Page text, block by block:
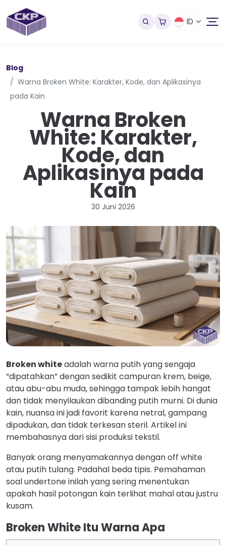
ID
Blog
Warna Broken White: Karakter, Kode, dan Aplikasinya
pada Kain
Warna Broken
White: Karakter,
Kode, dan
Aplikasinya pada
Kain
30 Juni 2026
Broken whiteadalah warna putih yang sengaja
“dipatahkan” dengan sedikit campuran krem, beige,
atau abu-abu muda, sehingga tampak lebih hangat
dan tidak menyilaukan dibanding putih murni. Di dunia
kain, nuansa ini jadi favorit karena netral, gampang
dipadukan, dan tidak terkesan steril. Artikel ini
membahasnya dari sisi produksi tekstil.
Banyak orang menyamakannya dengan off white
atau putih tulang. Padahal beda tipis. Pemahaman
soal undertone inilah yang sering menentukan
apakah hasil potongan kain terlihat mahal atau justru
kusam.
Broken White Itu Warna Apa